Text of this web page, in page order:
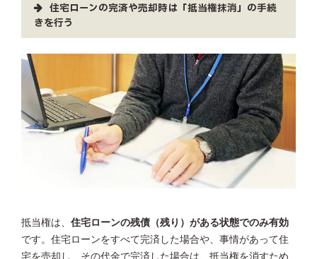
住宅ローンの完済や売却時は「抵当権抹消」の手続
きを行う
抵当権は、 住宅ローンの残債（残り）がある状態でのみ有効
です。住宅ローンをすべて完済した場合や、事情があって住
宅を売却し、その代金で完済した場合は、抵当権を消すため